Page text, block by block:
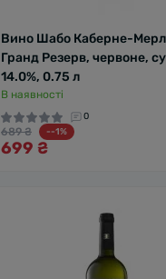
Вино Шабо Каберне-
Гранд Резерв, червоне,
14.0%, 0.75 л
В наявності
0
689 ₴ --1%
699 ₴